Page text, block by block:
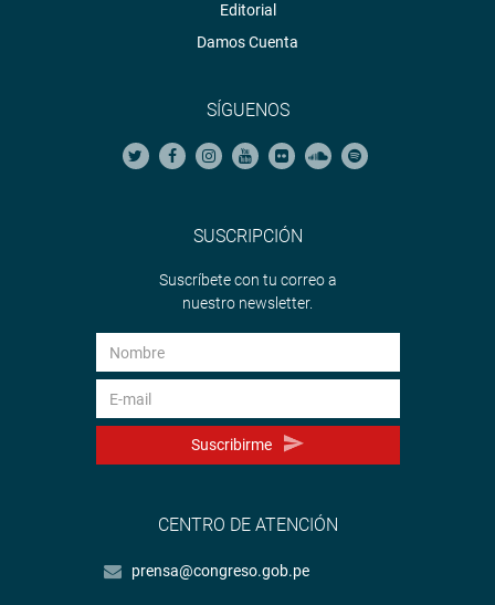
Editorial
Damos Cuenta
SÍGUENOS
SUSCRIPCIÓN
Suscríbete con tu correo a
nuestro newsletter.
Suscribirme
CENTRO DE ATENCIÓN
prensa@congreso.gob.pe